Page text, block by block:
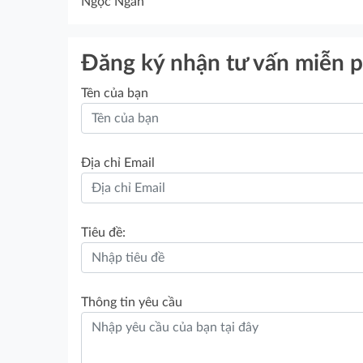
Đăng ký nhận tư vấn miễn
Tên của bạn
Địa chỉ Email
Tiêu đề:
Thông tin yêu cầu